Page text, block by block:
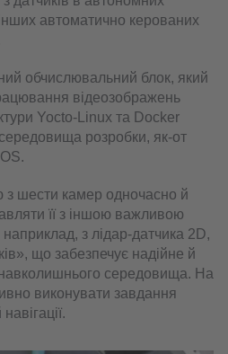
автоматично керованих
обчислювальний блок, який
відеозображень
Yocto-Linux та Docker
розробки, як-от
з шести камер одночасно й
її з іншою важливою
з лідар-датчика 2D,
що забезпечує надійне й
середовища. На
виконувати завдання